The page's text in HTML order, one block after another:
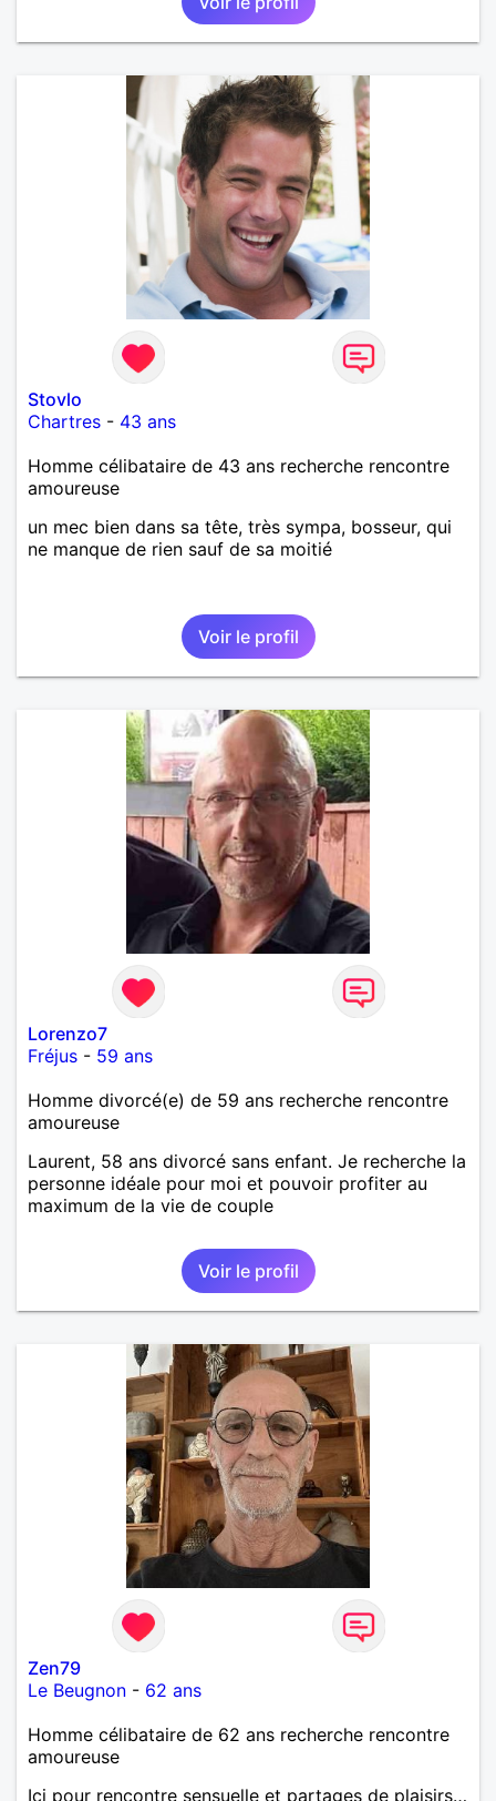
Stovlo
Chartres - 43 ans
Homme célibataire de 43 ans recherche rencontre
amoureuse
un mec bien dans sa tête, très sympa, bosseur, qui
ne manque de rien sauf de sa moitié
Voir le profil
Lorenzo7
Fréjus - 59 ans
Homme divorcé(e) de 59 ans recherche rencontre
amoureuse
Laurent, 58 ans divorcé sans enfant. Je recherche la
personne idéale pour moi et pouvoir profiter au
maximum de la vie de couple
Voir le profil
Zen79
Le Beugnon - 62 ans
Homme célibataire de 62 ans recherche rencontre
amoureuse
Ici pour rencontre sensuelle et partages de plaisirs…